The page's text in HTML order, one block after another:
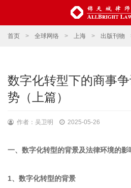
首页 > 全球网络 > 上海 > 出版刊物
数字化转型下的商事
势（上篇）
作者：吴卫明 2025-05-26
一、数字化转型的背景及法律环境的影
1、数字化转型的背景